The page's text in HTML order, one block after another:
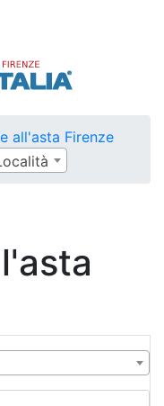
all'asta Firenze